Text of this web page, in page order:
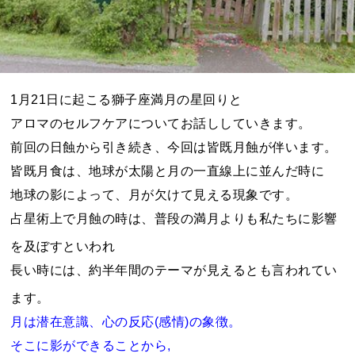
1月21日に起こる獅子座満月の星回りと
アロマのセルフケアについてお話ししていきます。
前回の日蝕から引き続き、今回は皆既月蝕が伴います。
皆既月食は、地球が太陽と月の一直線上に並んだ時に
地球の影によって、月が欠けて見える現象です。
占星術上で月蝕の時は、普段の満月よりも私たちに影響
を及ぼすといわれ
長い時には、約半年間のテーマが見えるとも言われてい
ます。
月は潜在意識、心の反応(感情)の象徴。
そこに影ができることから,